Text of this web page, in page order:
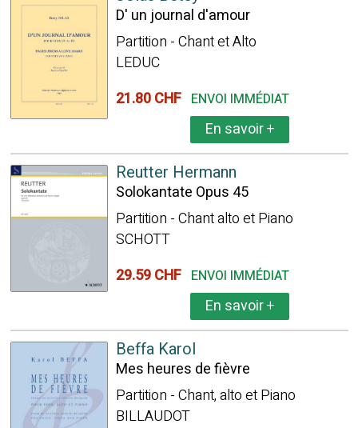
D' un journal d'amour
Partition - Chant et Alto
LEDUC
21.80 CHF ENVOI IMMÉDIAT
En savoir+
Reutter Hermann
Solokantate Opus 45
Partition - Chant alto et Piano
SCHOTT
29.59 CHF ENVOI IMMÉDIAT
En savoir+
Beffa Karol
Mes heures de fièvre
Partition - Chant, alto et Piano
BILLAUDOT